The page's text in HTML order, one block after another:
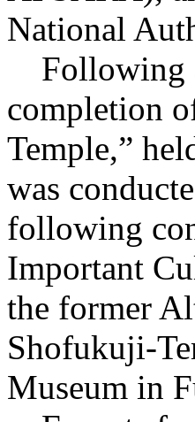
National
Following
completion
Temple,”
was
following
Important
the former
Shofukuji-
Museum in